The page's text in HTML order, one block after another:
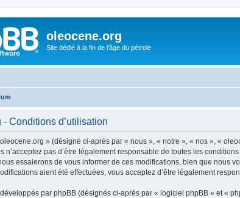
oleocene.org
Site dédié à la fin de l'âge du pétrole
Conditions d’utilisation
» (désigné ci-après par « nous », « notre », « nos », «
n’acceptez pas d’être légalement responsable de toutes les
essaierons de vous informer de ces modifications, bien que nous
aient été effectuées, vous acceptez d’être légalement
par phpBB (désignés ci-après par « logiciel phpBB » et «